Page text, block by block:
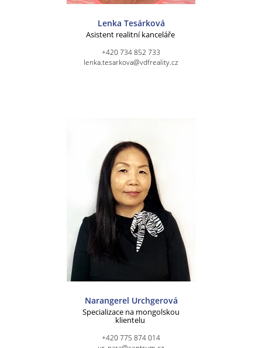
Lenka Tesárková
Asistent realitní kanceláře
+420 734 852 733
lenka.tesarkova@vdfreality.cz
Narangerel Urchgerová
Specializace na mongolskou
klientelu
+420 775 874 014